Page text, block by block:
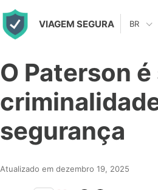
VIAGEM SEGURA BR
O Paterson
segurança
Atualizado em dezembro 19, 2025